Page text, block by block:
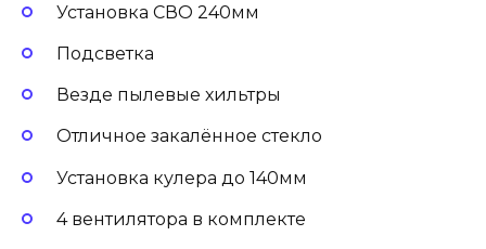
Установка СВО 240мм
Подсветка
Везде пылевые хильтры
Отличное закалённое стекло
Установка кулера до 140мм
4 вентилятора в комплекте